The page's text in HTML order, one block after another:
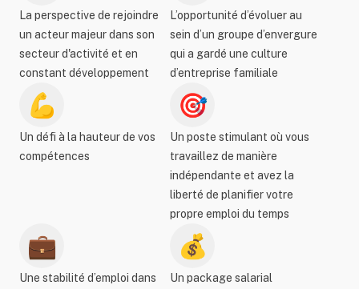
La perspective de rejoindre
un acteur majeur dans son
secteur d'activité et en
constant développement
L’opportunité d’évoluer au
sein d’un groupe d’envergure
qui a gardé une culture
d’entreprise familiale
💪
Un défi à la hauteur de vos
compétences
🎯
Un poste stimulant où vous
travaillez de manière
indépendante et avez la
liberté de planifier votre
propre emploi du temps
💼
Une stabilité d’emploi dans
💰
Un package salarial